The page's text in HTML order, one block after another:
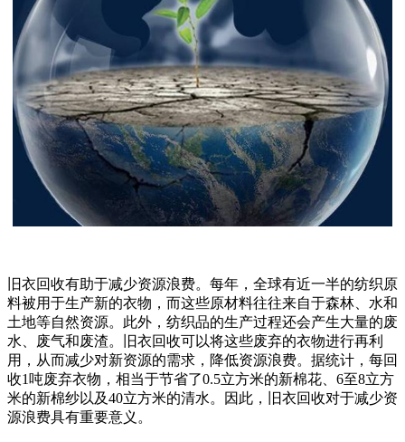
旧衣回收有助于减少资源浪费。每年，全球有近一半的纺织原
料被用于生产新的衣物，而这些原材料往往来自于森林、水和
土地等自然资源。此外，纺织品的生产过程还会产生大量的废
水、废气和废渣。旧衣回收可以将这些废弃的衣物进行再利
用，从而减少对新资源的需求，降低资源浪费。据统计，每回
收1吨废弃衣物，相当于节省了0.5立方米的新棉花、6至8立方
米的新棉纱以及40立方米的清水。因此，旧衣回收对于减少资
源浪费具有重要意义。